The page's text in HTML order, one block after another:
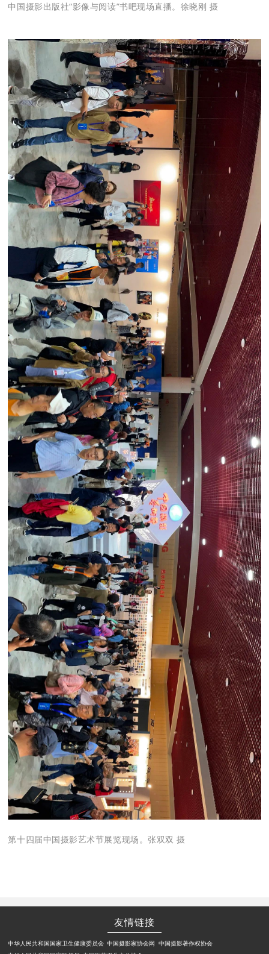
中国摄影出版社“影像与阅读”书吧现场直播。徐晓刚 摄
第十四届中国摄影艺术节展览现场。张双双 摄
友情链接
中华人民共和国国家卫生健康委员会 中国摄影家协会网 中国摄影著作权协会